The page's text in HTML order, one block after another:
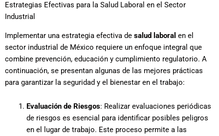
Estrategias Efectivas para la Salud Laboral en el Sector
Industrial
Implementar una estrategia efectiva de salud laboral en el
sector industrial de México requiere un enfoque integral que
combine prevención, educación y cumplimiento regulatorio. A
continuación, se presentan algunas de las mejores prácticas
para garantizar la seguridad y el bienestar en el trabajo:
Evaluación de Riesgos: Realizar evaluaciones periódicas
de riesgos es esencial para identificar posibles peligros
en el lugar de trabajo. Este proceso permite a las